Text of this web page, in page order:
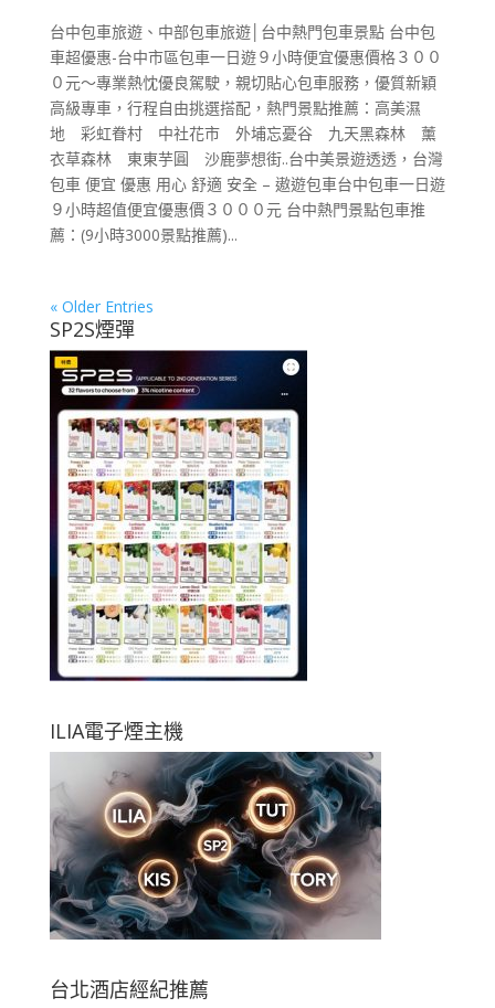
台中包車旅遊、中部包車旅遊│台中熱門包車景點 台中包
車超優惠-台中市區包車一日遊９小時便宜優惠價格３００
０元～專業熱忱優良駕駛，親切貼心包車服務，優質新穎
高級專車，行程自由挑選搭配，熱門景點推薦：高美濕
地 彩虹眷村 中社花市 外埔忘憂谷 九天黑森林 薰
衣草森林 東東芋圓 沙鹿夢想街..台中美景遊透透，台灣
包車 便宜 優惠 用心 舒適 安全 – 遨遊包車台中包車一日遊
９小時超值便宜優惠價３０００元 台中熱門景點包車推
薦：(9小時3000景點推薦)...
« Older Entries
SP2S煙彈
ILIA電子煙主機
台北酒店經紀推薦